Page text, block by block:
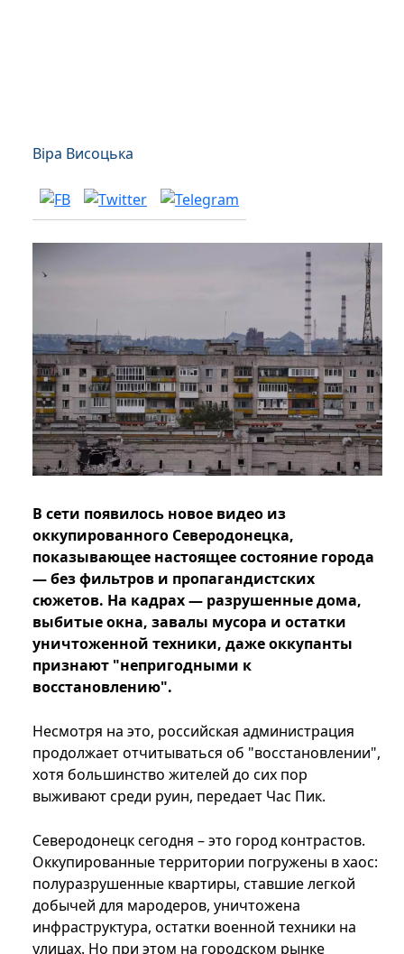
Віра Висоцька
В сети появилось новое видео из
оккупированного Северодонецка,
показывающее настоящее состояние города
— без фильтров и пропагандистских
сюжетов. На кадрах — разрушенные дома,
выбитые окна, завалы мусора и остатки
уничтоженной техники, даже оккупанты
признают "непригодными к
восстановлению".
Несмотря на это, российская администрация
продолжает отчитываться об "восстановлении",
хотя большинство жителей до сих пор
выживают среди руин, передает Час Пик.
Северодонецк сегодня – это город контрастов.
Оккупированные территории погружены в хаос:
полуразрушенные квартиры, ставшие легкой
добычей для мародеров, уничтожена
инфраструктура, остатки военной техники на
улицах. Но при этом на городском рынке